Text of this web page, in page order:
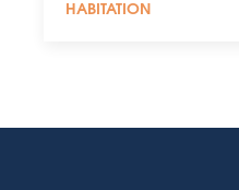
HABITATION